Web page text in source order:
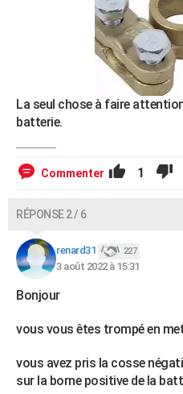
La seul chose à faire
batterie.
Commenter 1
RÉPONSE 2 / 6
renard31 227
3 août 2022 à 15:31
Bonjour
vous vous êtes trompé en
vous avez pris la cosse
sur la borne positive de la